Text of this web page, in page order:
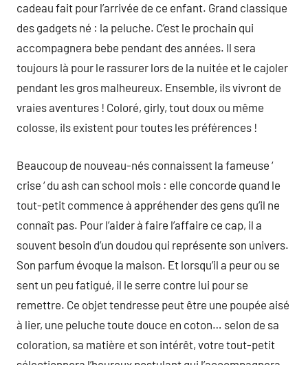
cadeau fait pour l’arrivée de ce enfant. Grand classique
des gadgets né : la peluche. C’est le prochain qui
accompagnera bebe pendant des années. Il sera
toujours là pour le rassurer lors de la nuitée et le cajoler
pendant les gros malheureux. Ensemble, ils vivront de
vraies aventures ! Coloré, girly, tout doux ou même
colosse, ils existent pour toutes les préférences !
Beaucoup de nouveau-nés connaissent la fameuse ‘
crise ‘ du ash can school mois : elle concorde quand le
tout-petit commence à appréhender des gens qu’il ne
connaît pas. Pour l’aider à faire l’affaire ce cap, il a
souvent besoin d’un doudou qui représente son univers.
Son parfum évoque la maison. Et lorsqu’il a peur ou se
sent un peu fatigué, il le serre contre lui pour se
remettre. Ce objet tendresse peut être une poupée aisé
à lier, une peluche toute douce en coton… selon de sa
coloration, sa matière et son intérêt, votre tout-petit